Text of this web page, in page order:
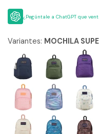
¿Pegúntale a ChatGPT que
Variantes: MOCHILA